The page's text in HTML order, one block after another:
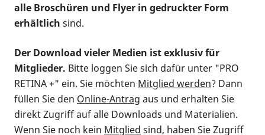
alle Broschüren und Flyer in gedruckter Form
erhältlich sind.
Der Download vieler Medien ist exklusiv für
Mitglieder. Bitte loggen Sie sich dafür unter "PRO
RETINA +" ein. Sie möchten Mitglied werden? Dann
füllen Sie den Online-Antrag aus und erhalten Sie
direkt Zugriff auf alle Downloads und Materialien.
Wenn Sie noch kein Mitglied sind, haben Sie Zugriff